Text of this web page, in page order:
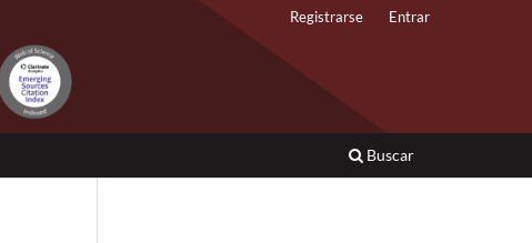
Buscar
Registrarse Entrar